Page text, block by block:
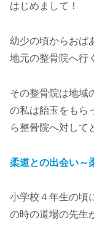
はじめまして！
幼少の頃からおば
地元の整骨院へ行
その整骨院は地域
の私は飴玉をもら
ら整骨院へ対して
柔道との出会い～
小学校４年生の頃
の時の道場の先生